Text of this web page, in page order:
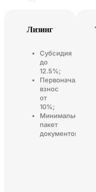
Лизинг
Субсидия
до
12.5%;
Первоначальный
взнос
от
10%;
Минимальный
пакет
документов